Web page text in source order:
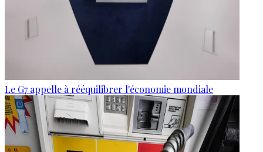
Le G7 appelle à rééquilibrer l'économie mondiale